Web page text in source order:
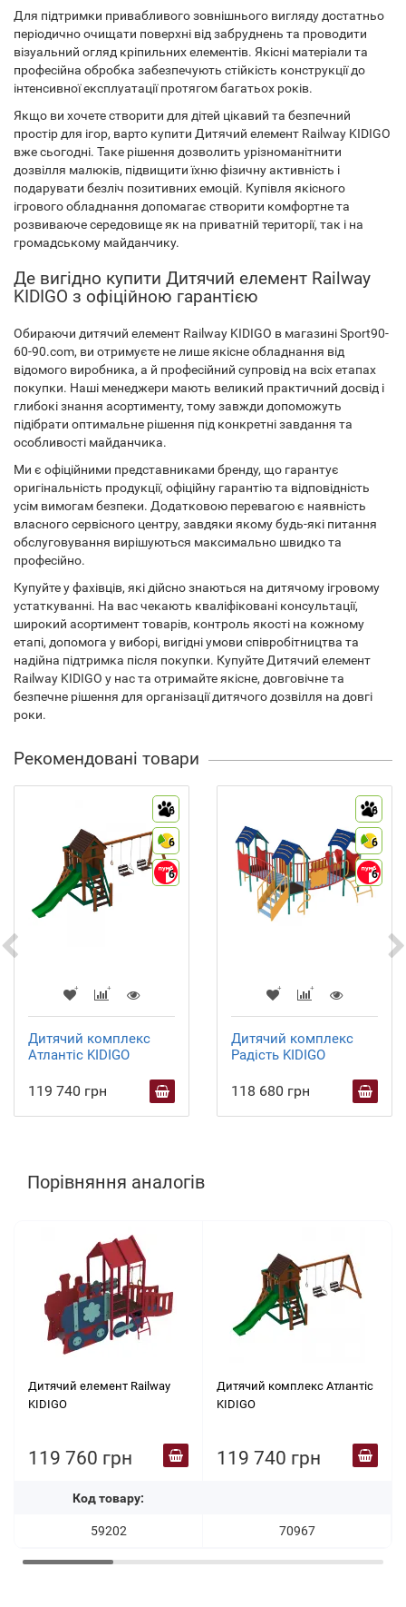
Для підтримки привабливого зовнішнього вигляду достатньо
періодично очищати поверхні від забруднень та проводити
візуальний огляд кріпильних елементів. Якісні матеріали та
професійна обробка забезпечують стійкість конструкції до
інтенсивної експлуатації протягом багатьох років.
Якщо ви хочете створити для дітей цікавий та безпечний
простір для ігор, варто купити Дитячий елемент Railway KIDIGO
вже сьогодні. Таке рішення дозволить урізноманітнити
дозвілля малюків, підвищити їхню фізичну активність і
подарувати безліч позитивних емоцій. Купівля якісного
ігрового обладнання допомагає створити комфортне та
розвиваюче середовище як на приватній території, так і на
громадському майданчику.
Де вигідно купити Дитячий елемент Railway
KIDIGO з офіційною гарантією
Обираючи дитячий елемент Railway KIDIGO в магазині Sport90-
60-90.com, ви отримуєте не лише якісне обладнання від
відомого виробника, а й професійний супровід на всіх етапах
покупки. Наші менеджери мають великий практичний досвід і
глибокі знання асортименту, тому завжди допоможуть
підібрати оптимальне рішення під конкретні завдання та
особливості майданчика.
Ми є офіційними представниками бренду, що гарантує
оригінальність продукції, офіційну гарантію та відповідність
усім вимогам безпеки. Додатковою перевагою є наявність
власного сервісного центру, завдяки якому будь-які питання
обслуговування вирішуються максимально швидко та
професійно.
Купуйте у фахівців, які дійсно знаються на дитячому ігровому
устаткуванні. На вас чекають кваліфіковані консультації,
широкий асортимент товарів, контроль якості на кожному
етапі, допомога у виборі, вигідні умови співробітництва та
надійна підтримка після покупки. Купуйте Дитячий елемент
Railway KIDIGO у нас та отримайте якісне, довговічне та
безпечне рішення для організації дитячого дозвілля на довгі
роки.
Рекомендовані товари
6
6
6
Дитячий комплекс
Атлантіс KIDIGO
119 740 грн
6
6
6
Дитячий комплекс
Радість KIDIGO
118 680 грн
Порівняння аналогів
Дитячий елемент Railway
KIDIGO
119 760 грн
Код товару:
59202
Дитячий комплекс Атлантіс
KIDIGO
119 740 грн
70967